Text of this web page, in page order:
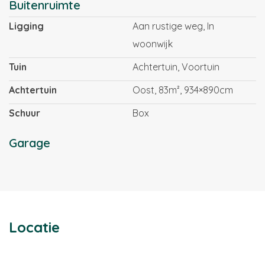
- Groepenkast uitgebreid t.b.v. keuken en tuinverlichting.
- Servicekosten € 98,41 per maand, professionele
beheerder.
- Voorzien van dubbele beglazing.
Buitenruimte
Ligging
Aan rustige weg, In
woonwijk
Tuin
Achtertuin, Voortuin
Achtertuin
Oost, 83m², 934×890cm
Schuur
Box
Garage
Locatie